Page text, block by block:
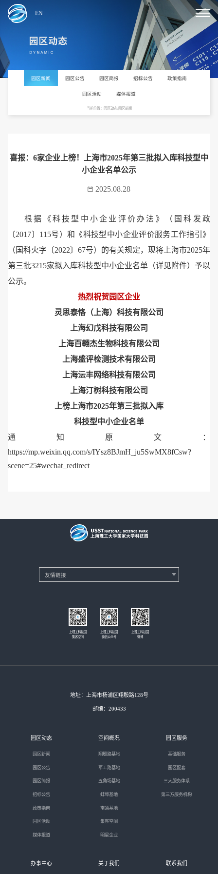
EN
园区新闻 园区公告 园区简报 招标公告 政策指南
园区活动 媒体报道
当前位置：园区动态/园区新闻
喜报：6家企业上榜！上海市2025年第三批拟入库科技型中
小企业名单公示
2025.08.28
根据《科技型中小企业评价办法》（国科发政
〔2017〕115号）和《科技型中小企业评价服务工作指引》
（国科火字〔2022〕67号）的有关规定，现将上海市2025年
第三批3215家拟入库科技型中小企业名单（详见附件）予以
公示。
热烈祝贺园区企业
灵思泰恪（上海）科技有限公司
上海幻戊科技有限公司
上海百翱杰生物科技有限公司
上海盛评检测技术有限公司
上海沄丰网络科技有限公司
上海汀树科技有限公司
上榜上海市2025年第三批拟入库
科技型中小企业名单
通知原文：
https://mp.weixin.qq.com/s/IYsz8BJmH_ju5SwMX8fCsw?
scene=25#wechat_redirect
上理工科技园
集客空间
上理工科技园
微信公众号
上理工科技园
微博
地址：上海市杨浦区翔殷路128号
邮编：200433
园区动态
园区新闻
园区公告
园区简报
招标公告
政策指南
园区活动
媒体报道
空间概况
翔殷路基地
军工路基地
五角场基地
蚌埠基地
南通基地
集客空间
明星企业
园区服务
基础服务
园区配套
三大服务体系
第三方服务机构
办事中心 关于我们 联系我们